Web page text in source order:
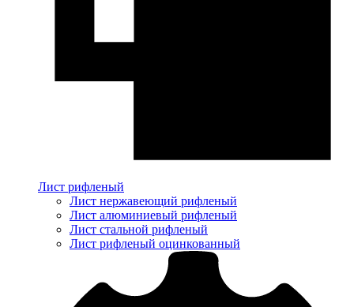
Лист рифленый
Лист нержавеющий рифленый
Лист алюминиевый рифленый
Лист стальной рифленый
Лист рифленый оцинкованный